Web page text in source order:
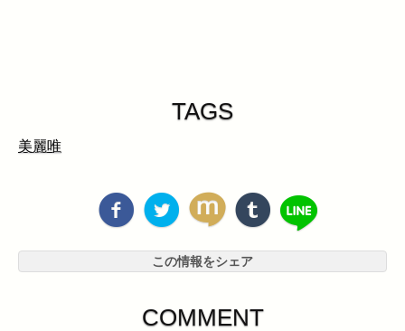
TAGS
美麗唯
この情報をシェア
COMMENT